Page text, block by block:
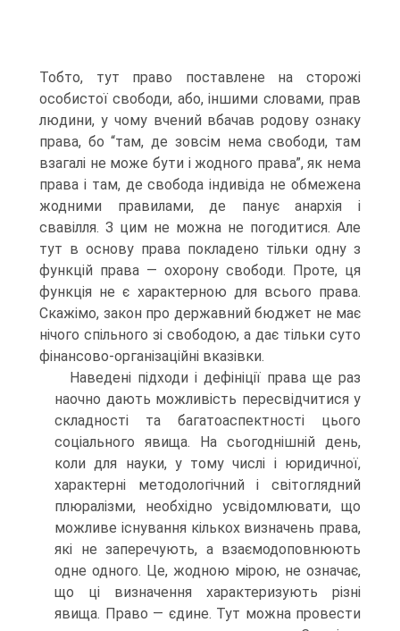
Тобто, тут право поставлене на сторожі
особистої свободи, або, іншими словами, прав
людини, у чому вчений вбачав родову ознаку
права, бо “там, де зовсім нема свободи, там
взагалі не може бути і жодного права”, як нема
права і там, де свобода індивіда не обмежена
жодними правилами, де панує анархія і
свавілля. З цим не можна не погодитися. Але
тут в основу права покладено тільки одну з
функцій права — охорону свободи. Проте, ця
функція не є характерною для всього права.
Скажімо, закон про державний бюджет не має
нічого спільного зі свободою, а дає тільки суто
фінансово-організаційні вказівки.
Наведені підходи і дефініції права ще раз
наочно дають можливість пересвідчитися у
складності та багатоаспектності цього
соціального явища. На сьогоднішній день,
коли для науки, у тому числі і юридичної,
характерні методологічний і світоглядний
плюралізми, необхідно усвідомлювати, що
можливе існування кількох визначень права,
які не заперечують, а взаємодоповнюють
одне одного. Це, жодною мірою, не означає,
що ці визначення характеризують різні
явища. Право — єдине. Тут можна провести